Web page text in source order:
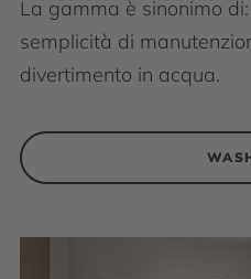
La gamma è sinonimo
semplicità di
divertimento in acqua.